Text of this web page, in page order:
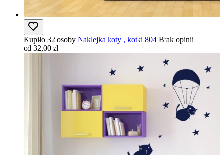
Kupiło 32 osoby Naklejka koty , kotki 804 Brak opinii
od 32,00 zł